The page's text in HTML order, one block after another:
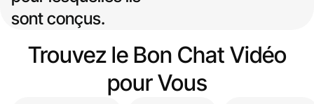
sont conçus.
Trouvez le Bon Chat Vidéo
pour Vous